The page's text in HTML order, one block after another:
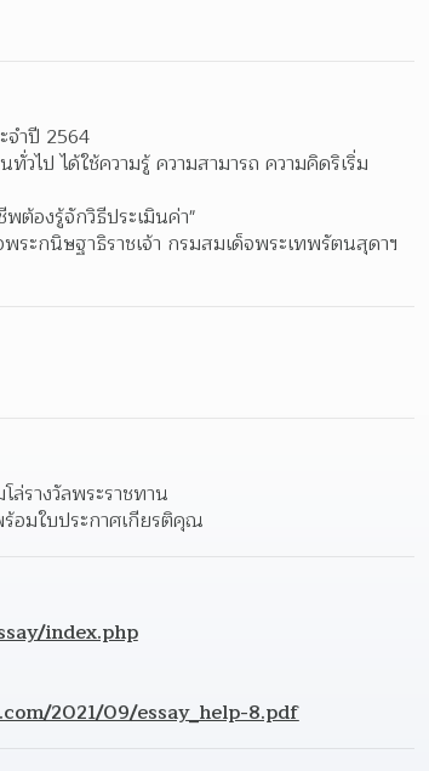
จำปี 2564
ไป ได้ใช้ความรู้ ความสามารถ ความคิดริเริ่ม
ต้องรู้จักวิธีประเมินค่า"
ระกนิษฐาธิราชเจ้า กรมสมเด็จพระเทพรัตนสุดาฯ
รางวัลพระราชทาน
อมใบประกาศเกียรติคุณ
index.php
2021/09/essay_help-8.pdf